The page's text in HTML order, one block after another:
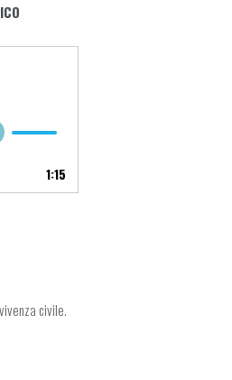
1:15
civile.